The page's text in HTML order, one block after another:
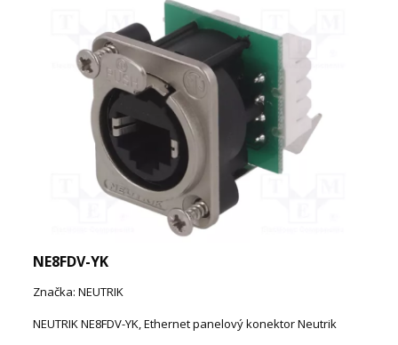
NE8FDV-YK
Značka: NEUTRIK
NEUTRIK NE8FDV-YK, Ethernet panelový konektor Neutrik